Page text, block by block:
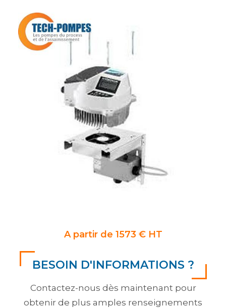
A partir de 1573 € HT
BESOIN D'INFORMATIONS ?
Contactez-nous dès maintenant pour
obtenir de plus amples renseignements